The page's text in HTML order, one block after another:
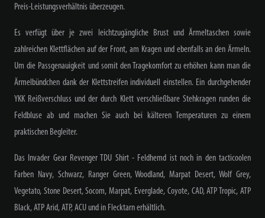
Preis-Leistungsverhältnis überzeugen.
Es verfügt über je zwei leichtzugängliche Brust und Ärmeltaschen sowie
zahlreichen Klettflächen auf der Front, am Kragen und ebenfalls an den Ärmeln.
Um die Passgenauigkeit und somit den Tragekomfort zu erhöhen kann man die
Ärmelbündchen dank der Klettstreifen individuell einstellen. Ein durchgehender
YKK Reißverschluss und der durch Klett verschließbare Stehkragen runden die
Feldbluse ab und machen Sie auch bei kälteren Temperaturen zu einem
praktischen Begleiter.
Das Invader Gear Revenger TDU Shirt - Feldhemd ist noch in den tacticoolen
Farben Navy, Schwarz, Ranger Green, Woodland, Marpat Desert, Wolf Grey,
Vegetato, Stone Desert, Socom, Marpat, Everglade, Coyote, CAD, ATP Tropic, ATP
Black, ATP Arid, ATP, ACU und in Flecktarn erhältlich.